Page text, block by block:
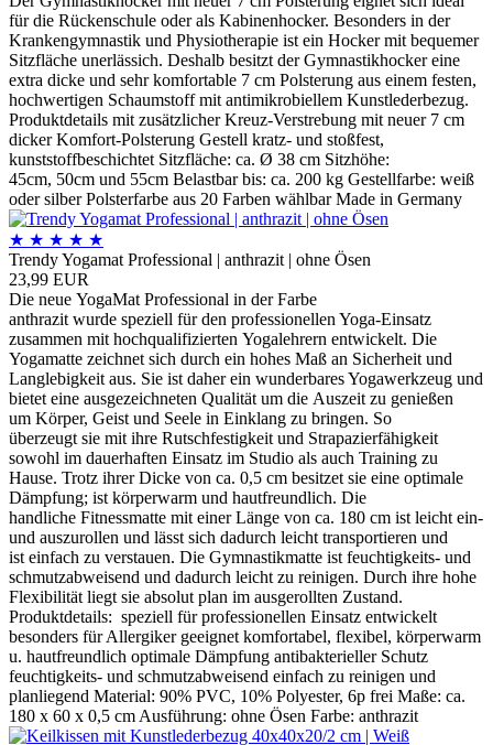
für die Rückenschule oder als Kabinenhocker. Besonders in der
Krankengymnastik und Physiotherapie ist ein Hocker mit bequemer
Sitzfläche unerlässich. Deshalb besitzt der Gymnastikhocker eine
extra dicke und sehr komfortable 7 cm Polsterung aus einem festen,
hochwertigen Schaumstoff mit antimikrobiellem Kunstlederbezug.
Produktdetails mit zusätzlicher Kreuz-Verstrebung mit neuer 7 cm
dicker Komfort-Polsterung Gestell kratz- und stoßfest,
kunststoffbeschichtet Sitzfläche: ca. Ø 38 cm Sitzhöhe:
45cm, 50cm und 55cm Belastbar bis: ca. 200 kg Gestellfarbe: weiß
oder silber Polsterfarbe aus 20 Farben wählbar Made in Germany
★ ★ ★ ★ ★
Trendy Yogamat Professional | anthrazit | ohne Ösen
23,99 EUR
Die neue YogaMat Professional in der Farbe
anthrazit wurde speziell für den professionellen Yoga-Einsatz
zusammen mit hochqualifizierten Yogalehrern entwickelt. Die
Yogamatte zeichnet sich durch ein hohes Maß an Sicherheit und
Langlebigkeit aus. Sie ist daher ein wunderbares Yogawerkzeug und
bietet eine ausgezeichneten Qualität um die Auszeit zu genießen
um Körper, Geist und Seele in Einklang zu bringen. So
überzeugt sie mit ihre Rutschfestigkeit und Strapazierfähigkeit
sowohl im dauerhaften Einsatz im Studio als auch Training zu
Hause. Trotz ihrer Dicke von ca. 0,5 cm besitzet sie eine optimale
Dämpfung; ist körperwarm und hautfreundlich. Die
handliche Fitnessmatte mit einer Länge von ca. 180 cm ist leicht ein-
und auszurollen und lässt sich dadurch leicht transportieren und
ist einfach zu verstauen. Die Gymnastikmatte ist feuchtigkeits- und
schmutzabweisend und dadurch leicht zu reinigen. Durch ihre hohe
Flexibilität liegt sie absolut plan im ausgerollten Zustand.
Produktdetails: speziell für professionellen Einsatz entwickelt
besonders für Allergiker geeignet komfortabel, flexibel, körperwarm
u. hautfreundlich optimale Dämpfung antibakterieller Schutz
feuchtigkeits- und schmutzabweisend einfach zu reinigen und
planliegend Material: 90% PVC, 10% Polyester, 6p frei Maße: ca.
180 x 60 x 0,5 cm Ausführung: ohne Ösen Farbe: anthrazit